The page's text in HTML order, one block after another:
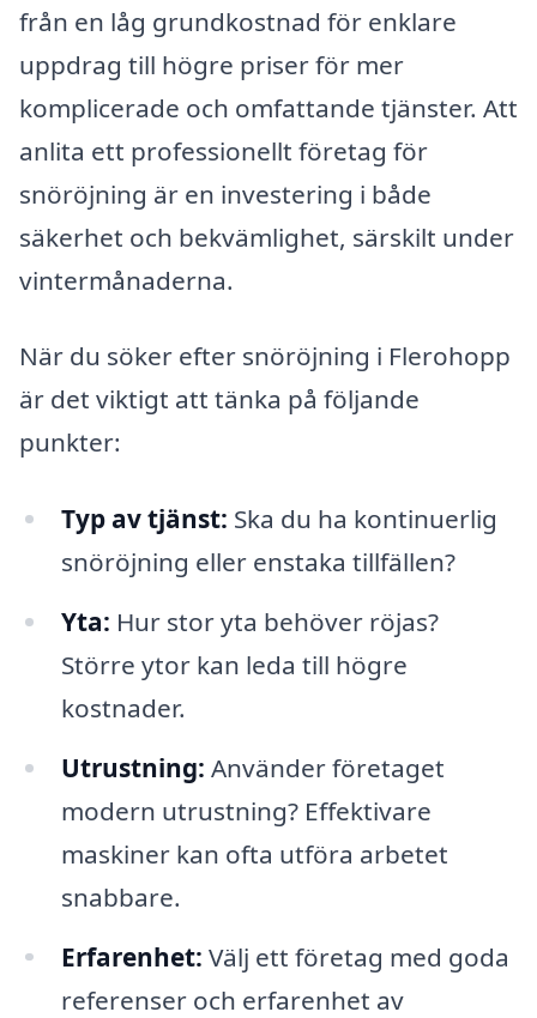
från en låg grundkostnad för enklare
uppdrag till högre priser för mer
komplicerade och omfattande tjänster. Att
anlita ett professionellt företag för
snöröjning är en investering i både
säkerhet och bekvämlighet, särskilt under
vintermånaderna.
När du söker efter snöröjning i Flerohopp
är det viktigt att tänka på följande
punkter:
Typ av tjänst: Ska du ha kontinuerlig
snöröjning eller enstaka tillfällen?
Yta: Hur stor yta behöver röjas?
Större ytor kan leda till högre
kostnader.
Utrustning: Använder företaget
modern utrustning? Effektivare
maskiner kan ofta utföra arbetet
snabbare.
Erfarenhet: Välj ett företag med goda
referenser och erfarenhet av